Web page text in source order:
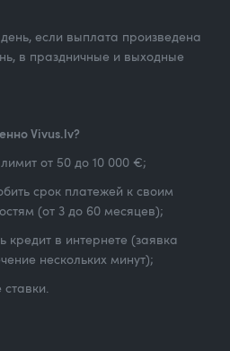
если выплата произведена
в праздничные и выходные
Vivus.lv?
от 50 до 10 000 €;
срок платежей к своим
(от 3 до 60 месяцев);
кредит в интернете (заявка
нескольких минут);